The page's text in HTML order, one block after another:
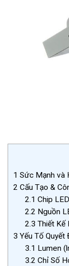
1 Sức Mạnh và
2 Cấu Tạo &
2.1 Chip
2.2 Nguồn
2.3 Thiết Kế
3 Yếu Tố Quyết
3.1 Lumen
3.2 Chỉ Số